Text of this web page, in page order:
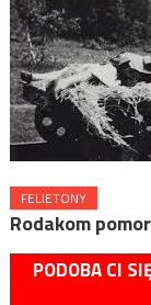
FELIETONY
Rodakom
PODOBA CI